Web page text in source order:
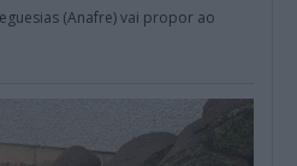
(Anafre) vai propor ao